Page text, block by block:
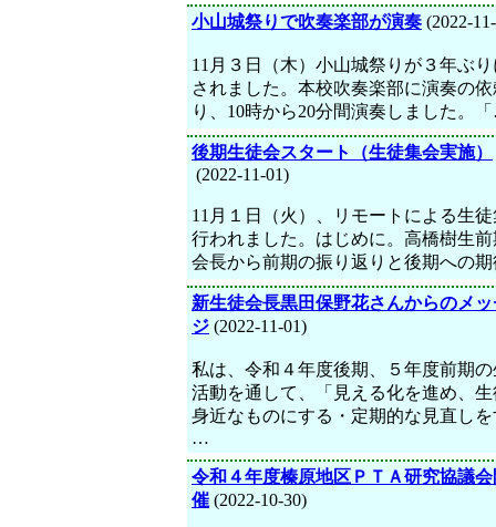
小山城祭りで吹奏楽部が演奏 (2022-
11月３日（木）小山城祭りが３年ぶ
されました。本校吹奏楽部に演奏の
り、10時から20分間演奏しました。
後期生徒会スタート（生徒集会実施）
(2022-11-01)
11月１日（火）、リモートによる生
行われました。はじめに。高橋樹生
会長から前期の振り返りと後期への
新生徒会長黒田保野花さんからのメ
ジ (2022-11-01)
私は、令和４年度後期、５年度前期
活動を通して、「見える化を進め、
身近なものにする・定期的な見直し
…
令和４年度榛原地区ＰＴＡ研究協議会
催 (2022-10-30)